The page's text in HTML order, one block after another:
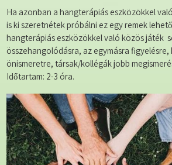
Ha azonban a hangterápiás eszközökkel
is ki szeretnétek próbálni ez egy remek
hangterápiás eszközökkel való közös játék
összehangolódásra, az egymásra
önismeretre, társak/kollégák jobb
Időtartam: 2-3 óra.